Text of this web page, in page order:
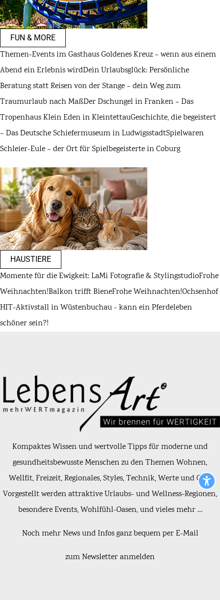
FUN & MORE
Themen-Events im Gasthaus Goldenes Kreuz – wenn aus einem
Abend ein Erlebnis wirdDein Urlaubsglück: Persönliche
Beratung statt Reisen von der Stange – dein Weg zum
Traumurlaub nach MaßDer Dschungel in Franken – Das
Tropenhaus Klein Eden in KleintettauGeschichte, die begeistert
– Das Deutsche Schiefermuseum in LudwigsstadtSpielwaren
Schleier-Eule – der Ort für Spielbegeisterte in Coburg
HAUSTIERE
Momente für die Ewigkeit: LaMi Fotografie & StylingstudioFrohe
Weihnachten!Balkon trifft BieneFrohe Weihnachten!Ochsenhof
HIT-Aktivstall in Wüstenbuchau - kann ein Pferdeleben
schöner sein?!
Kompaktes Wissen und wertvolle Tipps für moderne und
gesundheitsbewusste Menschen zu den Themen Wohnen,
Wellfit, Freizeit, Regionales, Styles, Technik, Werte und Golf.
Vorgestellt werden attraktive Urlaubs- und Wellness-Regionen,
besondere Events, Wohlfühl-Oasen, und vieles mehr …
Noch mehr News und Infos ganz bequem per E-Mail
zum Newsletter anmelden